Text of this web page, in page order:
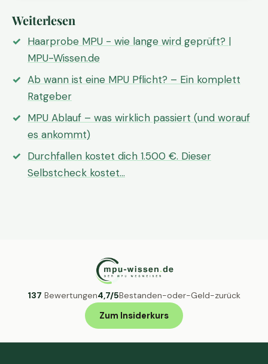
Weiterlesen
Haarprobe MPU - wie lange wird geprüft? |
MPU-Wissen.de
Ab wann ist eine MPU Pflicht? – Ein komplett
Ratgeber
MPU Ablauf – was wirklich passiert (und worauf
es ankommt)
Durchfallen kostet dich 1.500 €. Dieser
Selbstcheck kostet…
137 Bewertungen4,7/5Bestanden-oder-Geld-zurück
Zum Insiderkurs